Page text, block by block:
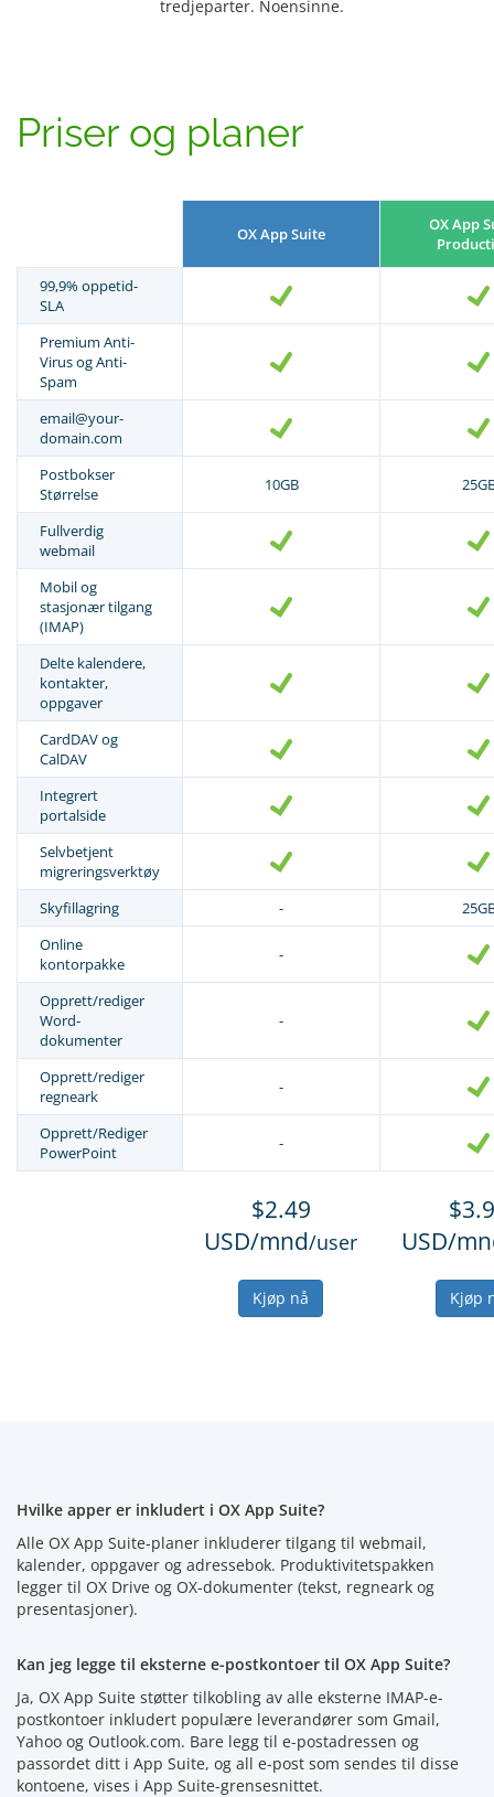
tredjeparter. Noensinne.
Priser og planer
OX App Suite
OX App
99,9% oppetid-
SLA
Premium Anti-
Virus og Anti-
Spam
email@your-
domain.com
Postbokser
Størrelse
10GB
Fullverdig
webmail
Mobil og
stasjonær tilgang
(IMAP)
Delte kalendere,
kontakter,
oppgaver
CardDAV og
CalDAV
Integrert
portalside
Selvbetjent
migreringsverktøy
Skyfillagring
-
Online
kontorpakke
-
Opprett/rediger
Word-
dokumenter
-
Opprett/rediger
regneark
-
Opprett/Rediger
PowerPoint
-
$2.49
USD/mnd/user
Kjøp nå
USD/
Kjøp
Hvilke apper er inkludert i OX App Suite?
Alle OX App Suite-planer inkluderer tilgang til webmail,
kalender, oppgaver og adressebok. Produktivitetspakken
legger til OX Drive og OX-dokumenter (tekst, regneark og
presentasjoner).
Kan jeg legge til eksterne e-postkontoer til OX App Suite?
Ja, OX App Suite støtter tilkobling av alle eksterne IMAP-e-
postkontoer inkludert populære leverandører som Gmail,
Yahoo og Outlook.com. Bare legg til e-postadressen og
passordet ditt i App Suite, og all e-post som sendes til disse
kontoene, vises i App Suite-grensesnittet.